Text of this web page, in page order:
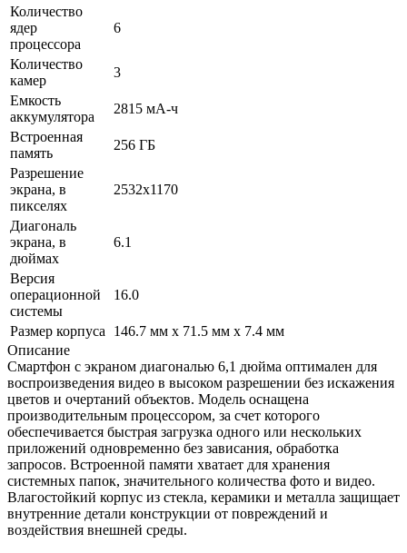
Количество
ядер
процессора
6
Количество
камер
3
Емкость
аккумулятора
2815 мА-ч
Встроенная
память
256 ГБ
Разрешение
экрана, в
пикселях
2532x1170
Диагональ
экрана, в
дюймах
6.1
Версия
операционной
системы
16.0
Размер корпуса
146.7 мм х 71.5 мм х 7.4 мм
Описание
Смартфон с экраном диагональю 6,1 дюйма оптимален для
воспроизведения видео в высоком разрешении без искажения
цветов и очертаний объектов. Модель оснащена
производительным процессором, за счет которого
обеспечивается быстрая загрузка одного или нескольких
приложений одновременно без зависания, обработка
запросов. Встроенной памяти хватает для хранения
системных папок, значительного количества фото и видео.
Влагостойкий корпус из стекла, керамики и металла защищает
внутренние детали конструкции от повреждений и
воздействия внешней среды.